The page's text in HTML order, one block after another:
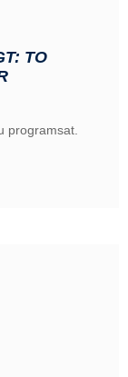
TO
programsat.